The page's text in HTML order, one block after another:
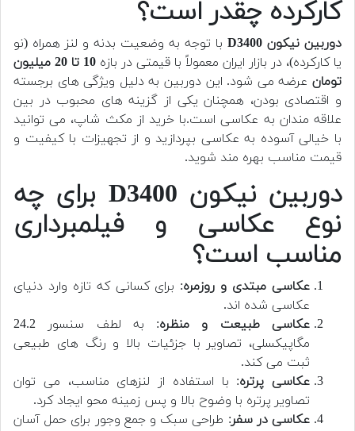
کارکرده چقدر است؟
دوربین نیکون D3400
با توجه به وضعیت بدنه و لنز همراه (نو
یا کارکرده)، در بازار ایران معمولاً با قیمتی در بازه
10 تا 20 میلیون
تومان عرضه می شود. این دوربین به دلیل ویژگی های برجسته
و اقتصادی بودن، همچنان یکی از گزینه های محبوب در بین
علاقه مندان به عکاسی است.با خرید از مکث شاپ، می توانید
با خیالی آسوده به عکاسی بپردازید و از تجهیزات با کیفیت و
قیمت مناسب بهره مند شوید.
دوربین نیکون D3400 برای چه
نوع عکاسی و فیلمبرداری
مناسب است؟
عکاسی مبتدی و روزمره: برای کسانی که تازه وارد دنیای
عکاسی شده اند.
عکاسی طبیعت و منظره
: به لطف سنسور 24.2
مگاپیکسلی، تصاویر با جزئیات بالا و رنگ های طبیعی
ثبت می کند.
عکاسی پرتره: با استفاده از لنزهای مناسب، می توان
تصاویر پرتره با وضوح بالا و پس زمینه محو ایجاد کرد.
عکاسی در سفر: طراحی سبک و جمع وجور برای حمل آسان